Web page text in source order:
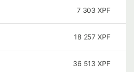
7 303 XPF
18 257 XPF
36 513 XPF